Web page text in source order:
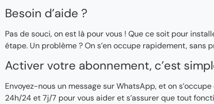
Besoin d’aide ?
Pas de souci, on est là pour vous ! Que ce soit pour
étape. Un problème ? On s’en occupe rapidement, sans
Activer votre abonnement, c’est
Envoyez-nous un message sur WhatsApp, et on
24h/24 et 7j/7 pour vous aider et s’assurer que tout